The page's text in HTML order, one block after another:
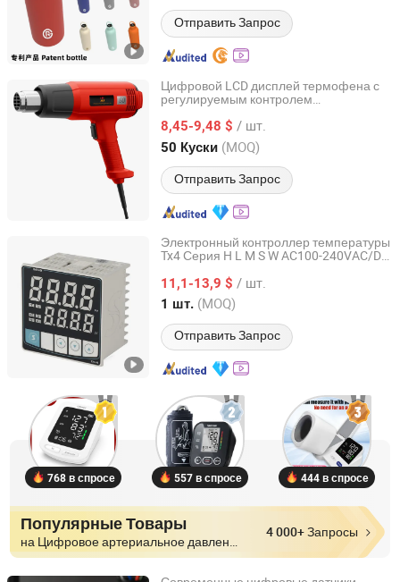
Отправить Запрос
Цифровой LCD дисплей термофена с
регулируемым контролем
применений
8,45-9,48 $ / шт.
50 Куски (MOQ)
Отправить Запрос
Changzhou Huazheng Tools Co., Ltd.
Jiangsu, China с 2026
Электронный контроллер температуры
Tx4 Серия H L M S W AC100-240VAC/DC
температуры LED термометр
термостат контроллер
11,1-13,9 $ / шт.
1 шт. (MOQ)
Отправить Запрос
Zhejiang Weihao Electronic Co., Ltd.
Zhejiang, China с 2010
768 в спросе 557 в спросе 444 в спросе
Популярные Товары
на Цифровое артериальное давление
4 000+ Запросы